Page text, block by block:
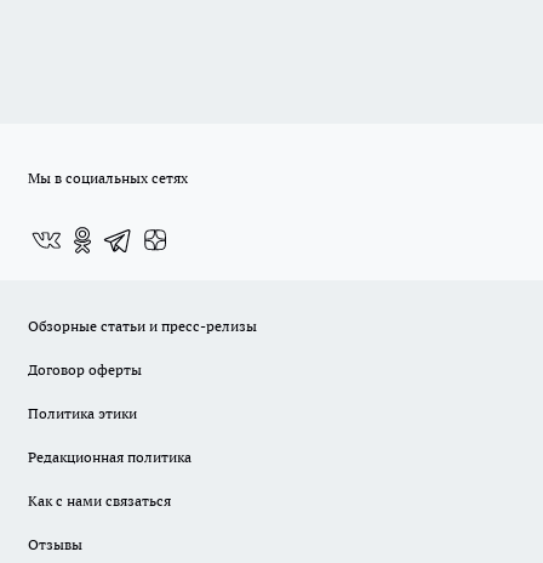
Мы в социальных сетях
Обзорные статьи и пресс-релизы
Договор оферты
Политика этики
Редакционная политика
Как с нами связаться
Отзывы